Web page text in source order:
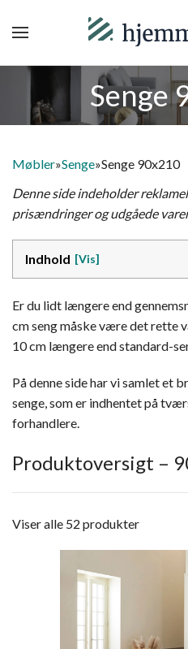
Senge
Møbler»Senge»Senge 90x210
Denne side indeholder
prisændringer og udgåede
Indhold
Er du lidt længere end
cm seng måske være det rette
10 cm længere end standard-
På denne side har vi samlet et
senge, som er indhentet på
forhandlere.
Produktoversigt –
Viser alle 52 produkter